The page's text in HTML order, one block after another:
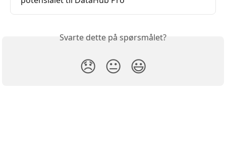
Svarte dette på spørsmålet?
😞 😐 😃